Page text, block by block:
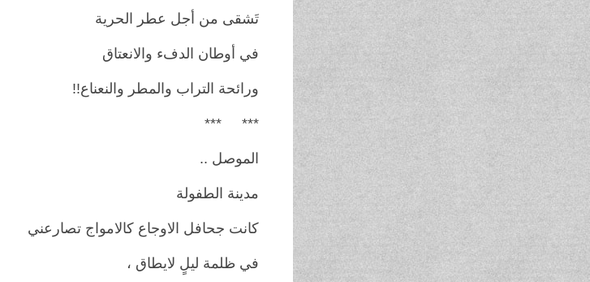
تَشقى من أجل عطر الحرية
في أوطان الدفء والانعتاق
ورائحة التراب والمطر والنعناع!!
*** ***
الموصل ..
مدينة الطفولة
كانت جحافل الاوجاع كالامواج تصارعني
في ظلمة ليلٍ لايطاق ،